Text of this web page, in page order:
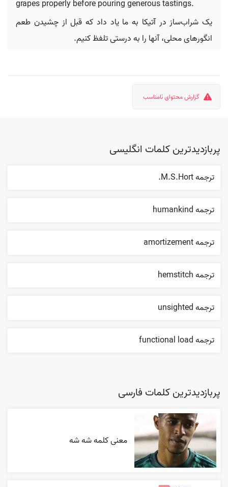
grapes properly before pouring generous tastings.
یک شراب‌ساز در آتیکا به ما یاد داد که قبل از چشیدن طعم
انگورهای محلی، آنها را به درستی تلفظ کنیم.
گزارش محتوای نامناسب
پربازدیدترین کلمات انگلیسی
ترجمه M.S.Hort.
ترجمه humankind
ترجمه amortizement
ترجمه hemstitch
ترجمه unsighted
ترجمه functional load
پربازدیدترین کلمات فارسی
معنی کلمه شه شه